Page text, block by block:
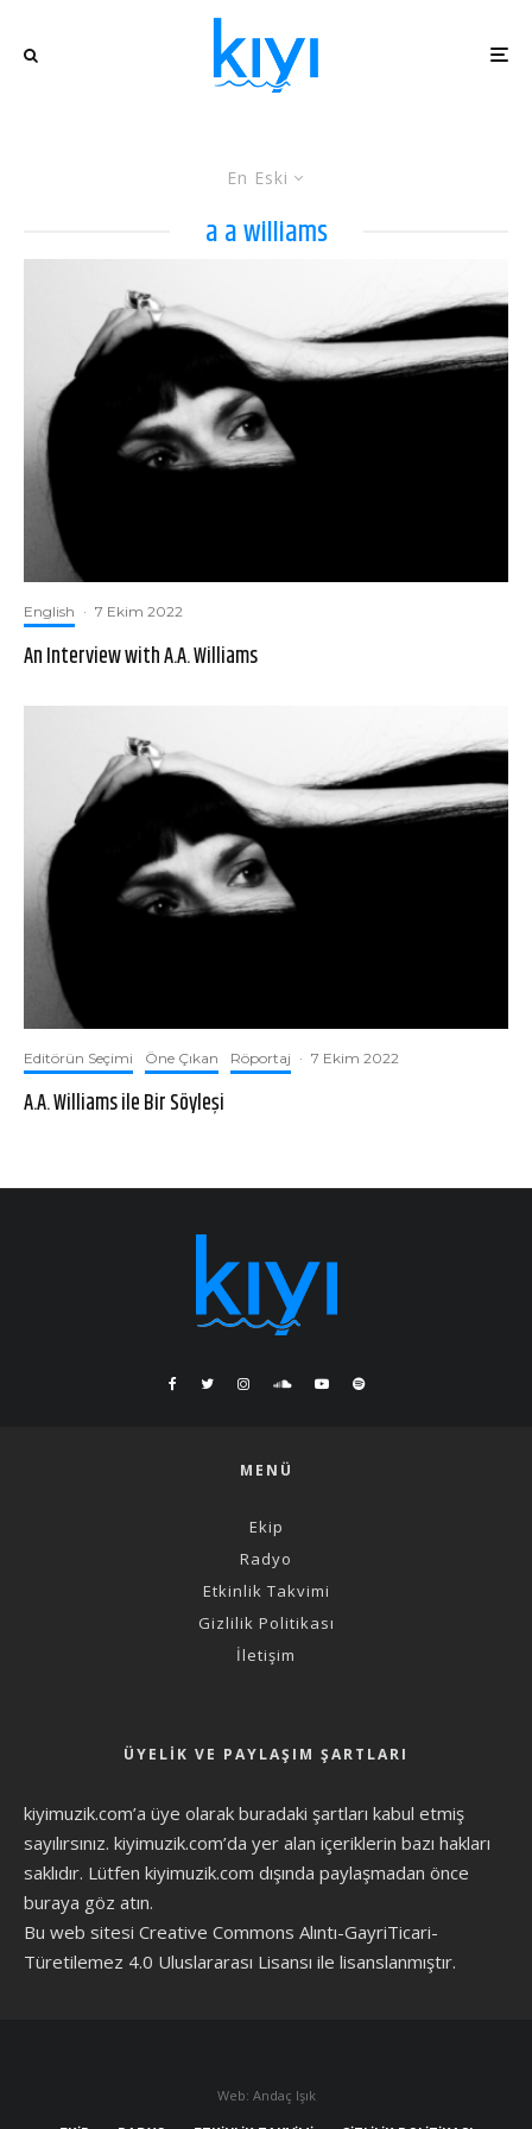
En Eski
a a williams
English · 7 Ekim 2022
An Interview with A.A. Williams
Editörün Seçimi Öne Çıkan Röportaj · 7 Ekim 2022
A.A. Williams ile Bir Söyleşi
MENÜ
Ekip
Radyo
Etkinlik Takvimi
Gizlilik Politikası
İletişim
ÜYELIK VE PAYLAŞIM ŞARTLARI
kiyimuzik.com’a üye olarak buradaki şartları kabul etmiş
sayılırsınız. kiyimuzik.com’da yer alan içeriklerin bazı hakları
saklıdır. Lütfen kiyimuzik.com dışında paylaşmadan önce
buraya göz atın.
Bu web sitesi Creative Commons Alıntı-GayriTicari-
Türetilemez 4.0 Uluslararası Lisansı ile lisanslanmıştır.
Web: Andaç Işık